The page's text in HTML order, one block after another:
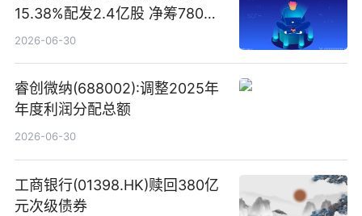
15.38%配发2.4亿股 净筹780万
港元
2026-06-30
睿创微纳(688002):调整2025年
年度利润分配总额
2026-06-30
工商银行(01398.HK)赎回380亿
元次级债券